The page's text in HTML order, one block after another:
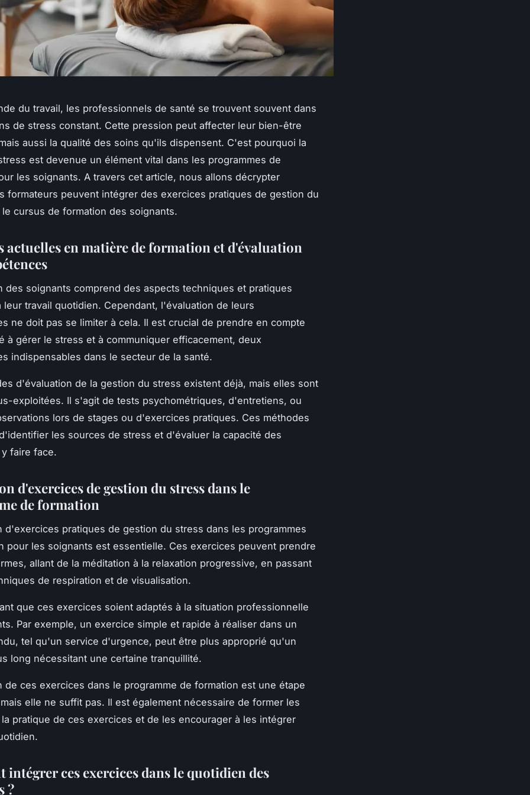
du travail, les professionnels de santé se trouvent souvent dans
de stress constant. Cette pression peut affecter leur bien-être
aussi la qualité des soins qu'ils dispensent. C'est pourquoi la
est devenue un élément vital dans les programmes de
les soignants. A travers cet article, nous allons décrypter
formateurs peuvent intégrer des exercices pratiques de gestion du
cursus de formation des soignants.
actuelles en matière de formation et d'évaluation
des soignants comprend des aspects techniques et pratiques
leur travail quotidien. Cependant, l'évaluation de leurs
ne doit pas se limiter à cela. Il est crucial de prendre en compte
à gérer le stress et à communiquer efficacement, deux
indispensables dans le secteur de la santé.
d'évaluation de la gestion du stress existent déjà, mais elles sont
exploitées. Il s'agit de tests psychométriques, d'entretiens, ou
lors de stages ou d'exercices pratiques. Ces méthodes
les sources de stress et d'évaluer la capacité des
faire face.
d'exercices de gestion du stress dans le
de formation
d'exercices pratiques de gestion du stress dans les programmes
pour les soignants est essentielle. Ces exercices peuvent prendre
allant de la méditation à la relaxation progressive, en passant
de respiration et de visualisation.
que ces exercices soient adaptés à la situation professionnelle
Par exemple, un exercice simple et rapide à réaliser dans un
tel qu'un service d'urgence, peut être plus approprié qu'un
long nécessitant une certaine tranquillité.
de ces exercices dans le programme de formation est une étape
elle ne suffit pas. Il est également nécessaire de former les
pratique de ces exercices et de les encourager à les intégrer
intégrer ces exercices dans le quotidien des
?